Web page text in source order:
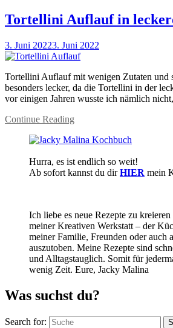
Tortellini Auflauf in
3. Juni 20223. Juni 2022
Tortellini Auflauf mit wenigen Zutaten und
besonders lecker, da die Tortellini in der
vor einigen Jahren wusste ich nämlich
Continue Reading
Hurra, es ist endlich so weit!
Ab sofort kannst du dirHIER mein
Ich liebe es neue Rezepte zu
meiner Kreativen Werkstatt – der
meiner Familie, Freunden oder auch
auszutoben. Meine Rezepte sind
und Alltagstauglich. Somit für
wenig Zeit. Eure, Jacky Malina
Was suchst du?
Search for: